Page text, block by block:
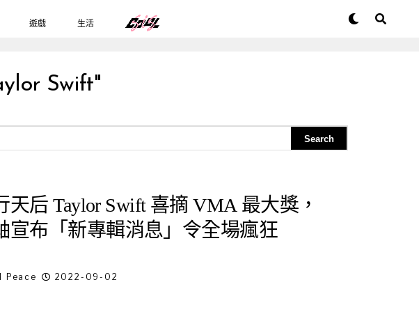
遊戲 生活
Swift"
天后 Taylor Swift 喜摘 VMA 最大獎，
宣布「新專輯消息」令全場瘋狂
Peace 2022-09-02